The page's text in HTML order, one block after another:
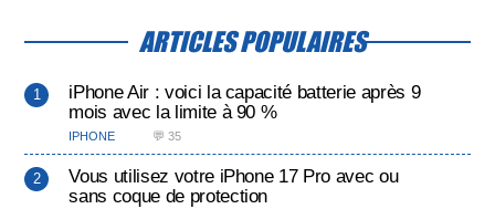
ARTICLES POPULAIRES
iPhone Air : voici la capacité batterie après 9
mois avec la limite à 90 %
IPHONE 💬 35
Vous utilisez votre iPhone 17 Pro avec ou
sans coque de protection